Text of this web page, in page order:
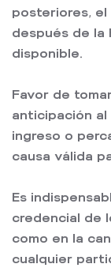
posteriores, el
después de la
disponible.
Favor de
anticipación
ingreso o
causa válida
Es
credencial de
como en la
cualquier